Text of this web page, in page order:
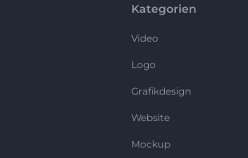
Kategorien
Video
Logo
Grafikdesign
Website
Mockup